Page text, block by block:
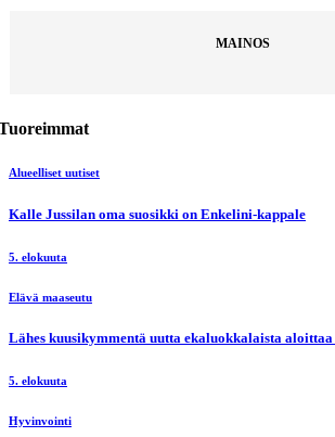
MAINOS
Alueelliset uutiset
Kalle Jussilan oma suosikki on Enkelini-kappale
5. elokuuta
Elävä maaseutu
Lähes kuusikymmentä uutta ekaluokkalaista aloittaa
5. elokuuta
Hyvinvointi